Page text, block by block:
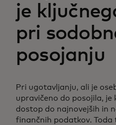
je
pri
posojanju
Pri ugotavljanju, ali je
upravičeno do posojila, je
dostop do najnovejših in
finančnih podatkov.